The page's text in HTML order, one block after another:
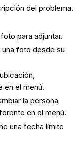
del problema.
para adjuntar.
una foto desde su
en el menú.
la persona
en el menú.
una fecha límite